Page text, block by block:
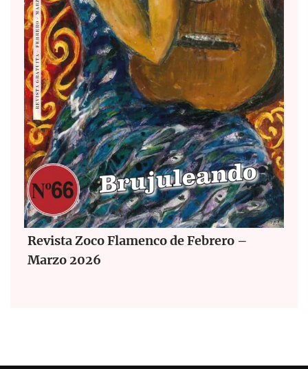
Revista Zoco Flamenco de Febrero –
Marzo 2026